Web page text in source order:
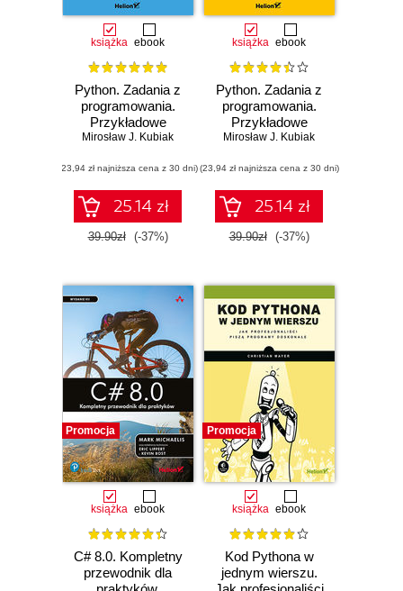
książka ebook
Python. Zadania z
programowania.
Przykładowe
funkcyjne
Mirosław J. Kubiak
(23,94 zł najniższa cena z 30 dni)
25.14 zł
39.90zł (-37%)
książka ebook
Python. Zadania z
programowania.
Przykładowe
imperatywne
Mirosław J. Kubiak
(23,94 zł najniższa cena z 30 dni)
25.14 zł
39.90zł (-37%)
Promocja
książka ebook
C# 8.0. Kompletny
przewodnik dla
Promocja
książka ebook
Kod Pythona w
jednym wierszu.